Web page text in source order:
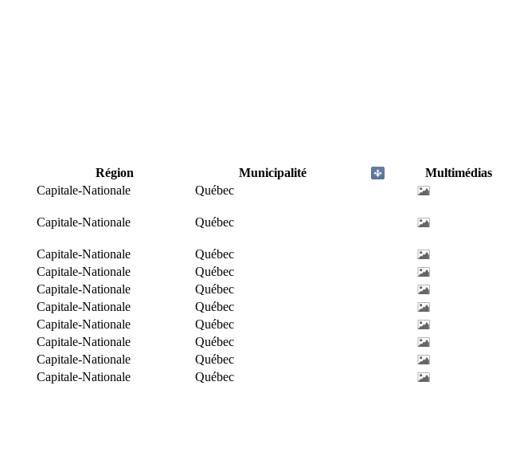
Région Municipalité
Multimédias
Capitale-Nationale
Québec
Capitale-Nationale Québec
Capitale-Nationale
Québec
Capitale-Nationale
Québec
Capitale-Nationale
Québec
Capitale-Nationale
Québec
Capitale-Nationale
Québec
Capitale-Nationale
Québec
Capitale-Nationale
Québec
Capitale-Nationale Québec